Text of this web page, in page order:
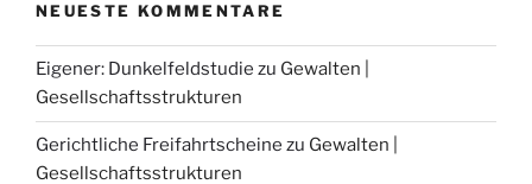
NEUESTE KOMMENTARE
Eigener: Dunkelfeldstudie zu Gewalten |
Gesellschaftsstrukturen
Gerichtliche Freifahrtscheine zu Gewalten |
Gesellschaftsstrukturen